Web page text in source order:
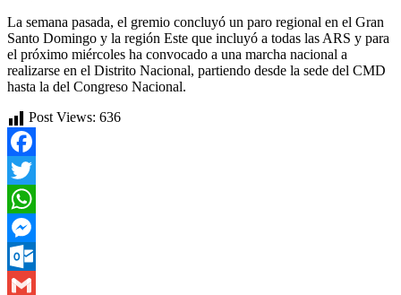
La semana pasada, el gremio concluyó un paro regional en el Gran
Santo Domingo y la región Este que incluyó a todas las ARS y para
el próximo miércoles ha convocado a una marcha nacional a
realizarse en el Distrito Nacional, partiendo desde la sede del CMD
hasta la del Congreso Nacional.
Post Views: 636
Facebook
Twitter
WhatsApp
Messenger
Outlook.com